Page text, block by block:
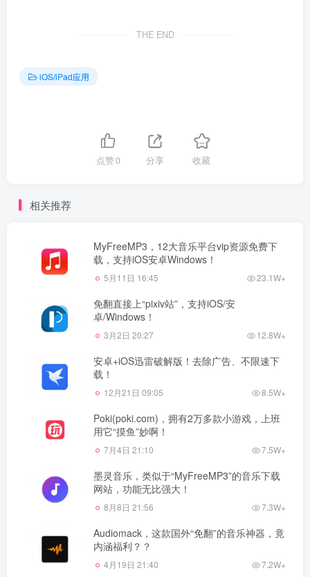
THE END
iOS/iPad应用
点赞0 分享 收藏
相关推荐
MyFreeMP3，12大音乐平台vip资源免费下
载，支持iOS安卓Windows！
5月11日 16:45 23.1W+
免翻直接上“pixiv站”，支持iOS/安
卓/Windows！
3月2日 20:27 12.8W+
安卓+iOS迅雷破解版！去除广告、不限速下
载！
12月21日 09:05 8.5W+
Poki(poki.com)，拥有2万多款小游戏，上班
用它“摸鱼”妙啊！
7月4日 21:10 7.5W+
墨灵音乐，类似于“MyFreeMP3”的音乐下载
网站，功能无比强大！
8月8日 21:56 7.3W+
Audiomack，这款国外“免翻”的音乐神器，竟
内涵福利？？
4月19日 21:40 7.2W+